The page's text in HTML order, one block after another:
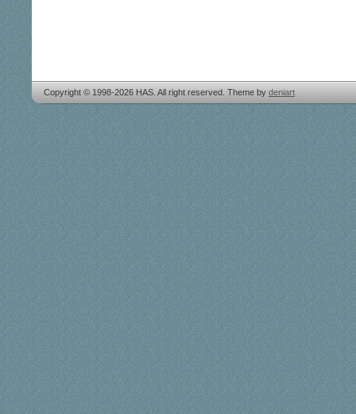
Copyright © 1998-2026 HAS. All right reserved. Theme by deniart